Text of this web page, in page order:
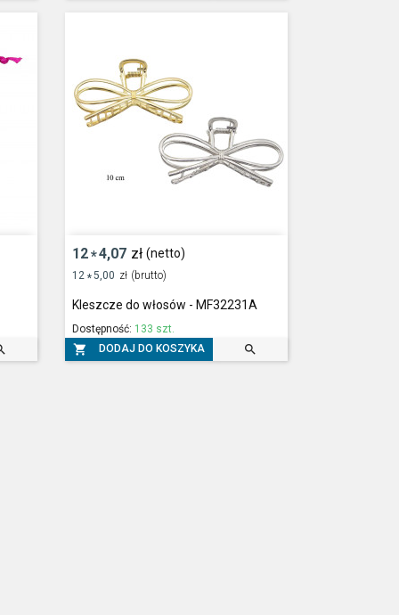
12*4,07 zł (netto)
12 *5,00 zł (brutto)
Kleszcze do włosów - MF32231A
Dostępność: 133 szt.
 DODAJ DO KOSZYKA 